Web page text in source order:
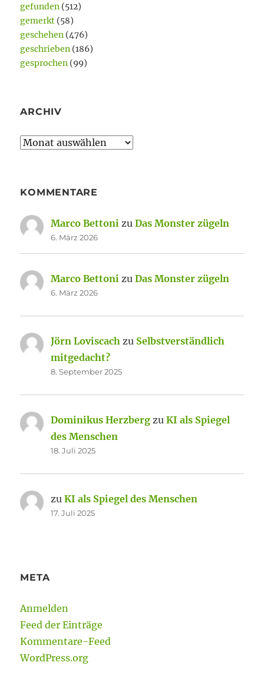
gefunden (512)
gemerkt (58)
geschehen (476)
geschrieben (186)
gesprochen (99)
ARCHIV
Archiv
KOMMENTARE
Marco Bettoni zuDas Monster zügeln
6. März 2026
Marco Bettoni zuDas Monster zügeln
6. März 2026
Jörn Loviscach zu Selbstverständlich
mitgedacht?
8. September 2025
Dominikus Herzberg zuKI als Spiegel
des Menschen
18. Juli 2025
zuKI als Spiegel des Menschen
17. Juli 2025
META
Anmelden
Feed der Einträge
Kommentare-Feed
WordPress.org